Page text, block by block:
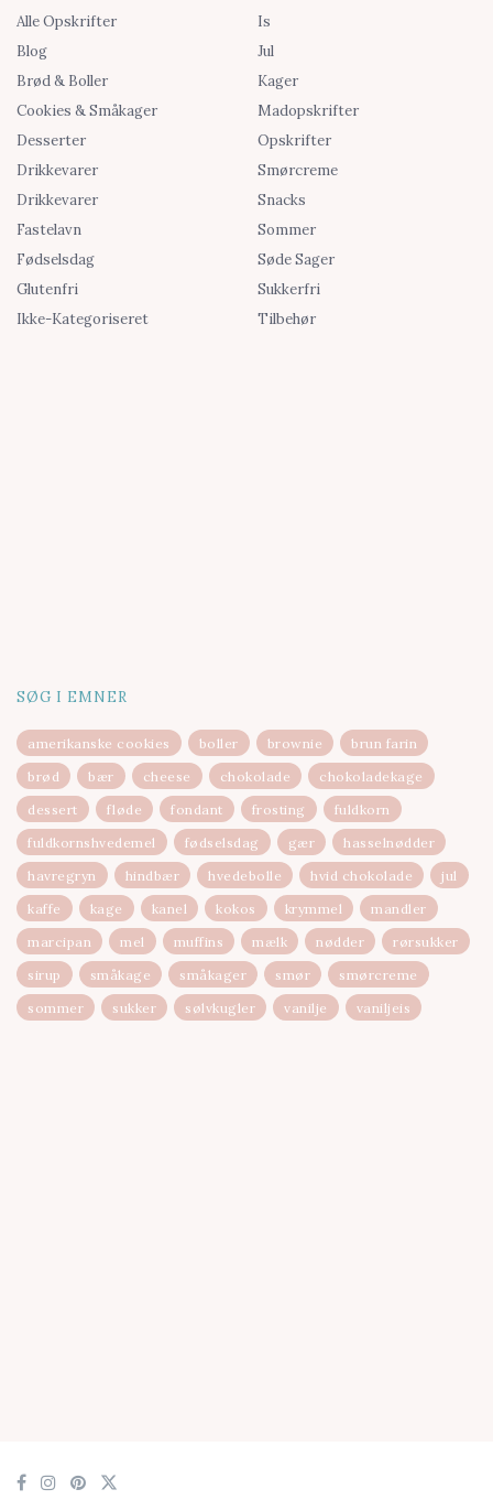
Alle Opskrifter
Blog
Brød & Boller
Cookies & Småkager
Desserter
Drikkevarer
Drikkevarer
Fastelavn
Fødselsdag
Glutenfri
Ikke-Kategoriseret
Is
Jul
Kager
Madopskrifter
Opskrifter
Smørcreme
Snacks
Sommer
Søde Sager
Sukkerfri
Tilbehør
SØG I EMNER
amerikanske cookies boller brownie
brun farin
brød
bær cheese chokolade
chokoladekage
dessert
fløde fondant frosting
fuldkorn
fuldkornshvedemel
fødselsdag gær
hasselnødder
havregryn
hindbær hvedebolle hvid chokolade
jul
kaffe
kage kanel kokos krymmel
mandler
marcipan
mel muffins mælk nødder
rørsukker
sirup
småkage småkager smør
smørcreme
sommer
sukker sølvkugler vanilje vaniljeis